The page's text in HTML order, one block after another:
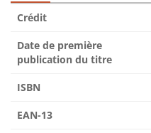
Crédit
Date de première
publication du titre
ISBN
EAN-13